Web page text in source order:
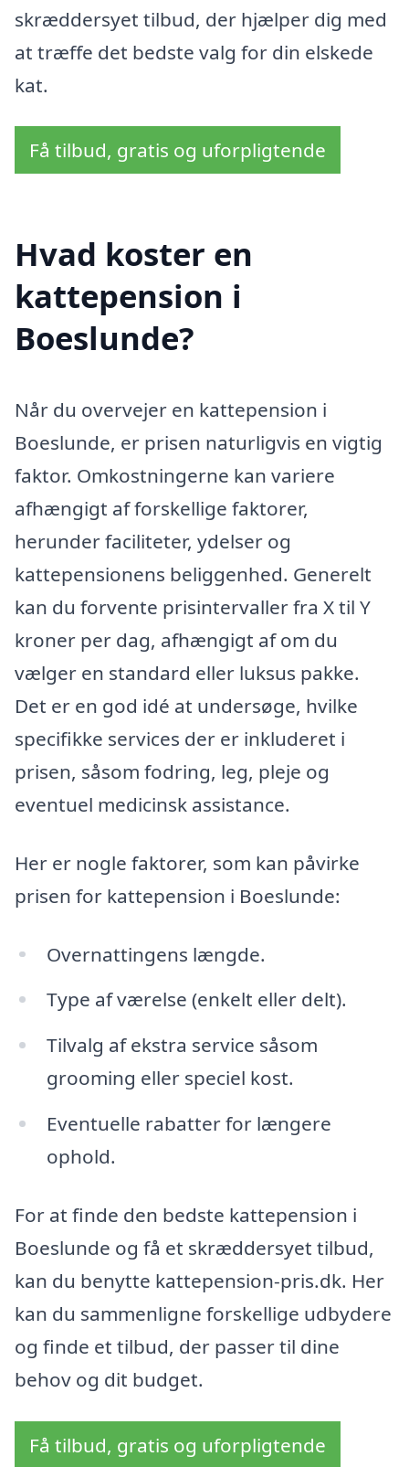
skræddersyet tilbud, der hjælper dig med
at træffe det bedste valg for din elskede
kat.
Få tilbud, gratis og uforpligtende
Hvad koster en
kattepension i
Boeslunde?
Når du overvejer en kattepension i
Boeslunde, er prisen naturligvis en vigtig
faktor. Omkostningerne kan variere
afhængigt af forskellige faktorer,
herunder faciliteter, ydelser og
kattepensionens beliggenhed. Generelt
kan du forvente prisintervaller fra X til Y
kroner per dag, afhængigt af om du
vælger en standard eller luksus pakke.
Det er en god idé at undersøge, hvilke
specifikke services der er inkluderet i
prisen, såsom fodring, leg, pleje og
eventuel medicinsk assistance.
Her er nogle faktorer, som kan påvirke
prisen for kattepension i Boeslunde:
Overnattingens længde.
Type af værelse (enkelt eller delt).
Tilvalg af ekstra service såsom
grooming eller speciel kost.
Eventuelle rabatter for længere
ophold.
For at finde den bedste kattepension i
Boeslunde og få et skræddersyet tilbud,
kan du benytte kattepension-pris.dk. Her
kan du sammenligne forskellige udbydere
og finde et tilbud, der passer til dine
behov og dit budget.
Få tilbud, gratis og uforpligtende